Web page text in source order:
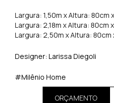
Largura: 1,50m x Altura: 80cm
Largura: 2,18m x Altura: 80cm
Largura: 2,50m x Altura:
Designer: Larissa Diegoli
#Milênio Home
ORÇAMENTO